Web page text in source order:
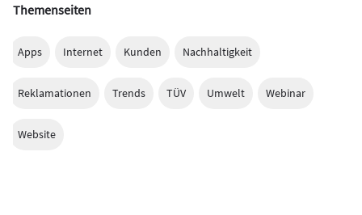
Themenseiten
Apps Internet Kunden Nachhaltigkeit
Reklamationen Trends TÜV Umwelt Webinar
Website